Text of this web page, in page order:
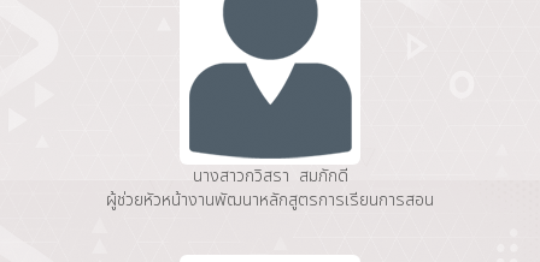
นางสาวกวิสรา สมภักดี
ผู้ช่วยหัวหน้างานพัฒนาหลักสูตรการเรียนการสอน